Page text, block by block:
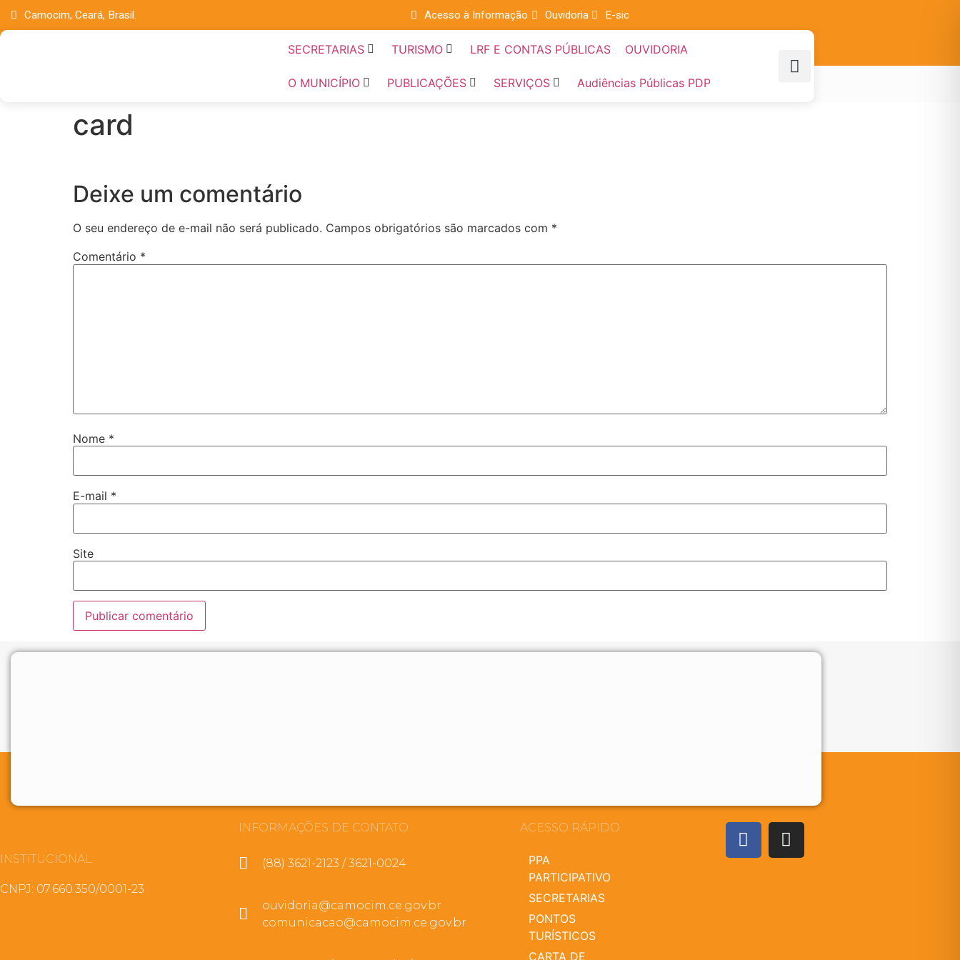
Camocim, Ceará, Brasil. Acesso à Informação Ouvidoria E-sic
SECRETARIAS TURISMO LRF E CONTAS PÚBLICAS OUVIDORIA
O MUNICÍPIO PUBLICAÇÕES SERVIÇOS Audiências Públicas PDP
card
Deixe um comentário
O seu endereço de e-mail não será publicado. Campos obrigatórios são marcados com *
Comentário *
Nome *
E-mail *
Site
INSTITUCIONAL
CNPJ: 07.660.350/0001-23
INFORMAÇÕES DE CONTATO
(88) 3621-2123 / 3621-0024
ouvidoria@camocim.ce.gov.br
comunicacao@camocim.ce.gov.br
ACESSO RÁPIDO
PPA
PARTICIPATIVO
SECRETARIAS
PONTOS
TURÍSTICOS
CARTA DE